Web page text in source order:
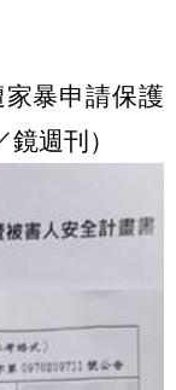
暴申請保護
週刊）